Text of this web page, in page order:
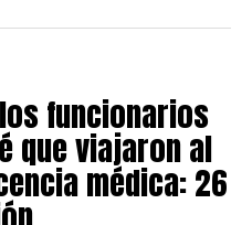
funcionarios
que viajaron al
médica: 26